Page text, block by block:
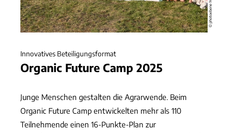
Innovatives Beteiligungsformat
Organic Future Camp 2025
Junge Menschen gestalten die Agrarwende. Beim
Organic Future Camp entwickelten mehr als 110
Teilnehmende einen 16-Punkte-Plan zur